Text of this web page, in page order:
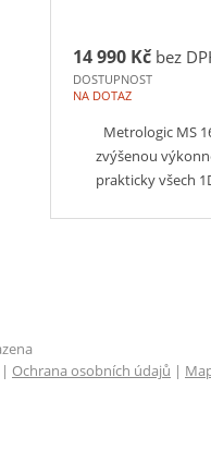
14 990 Kč bez
DOSTUPNOST
NA DOTAZ
Metrologic MS
zvýšenou
prakticky všech
Ochrana osobních údajů |